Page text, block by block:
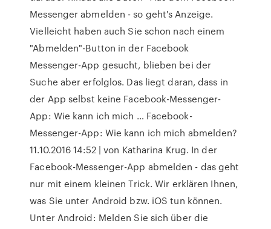
Messenger abmelden - so geht's Anzeige.
Vielleicht haben auch Sie schon nach einem
"Abmelden"-Button in der Facebook
Messenger-App gesucht, blieben bei der
Suche aber erfolglos. Das liegt daran, dass in
der App selbst keine Facebook-Messenger-
App: Wie kann ich mich … Facebook-
Messenger-App: Wie kann ich mich abmelden?
11.10.2016 14:52 | von Katharina Krug. In der
Facebook-Messenger-App abmelden - das geht
nur mit einem kleinen Trick. Wir erklären Ihnen,
was Sie unter Android bzw. iOS tun können.
Unter Android: Melden Sie sich über die